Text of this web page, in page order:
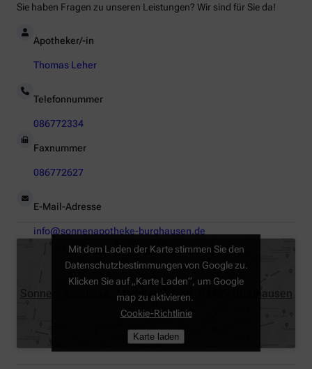
Sie haben Fragen zu unseren Leistungen? Wir sind für Sie da!
Apotheker/-in
Thomas Leher
Telefonnummer
086772334
Faxnummer
086772627
E-Mail-Adresse
info@sonnenapotheke-burghausen.de
Sonnen-Apotheke, Marktler Str. 36, 84489 Burghausen
Mit dem Laden der Karte stimmen Sie den
Datenschutzbestimmungen von Google zu.
Klicken Sie auf „Karte Laden“, um Google
map zu aktivieren.
Cookie-Richtlinie
Karte laden